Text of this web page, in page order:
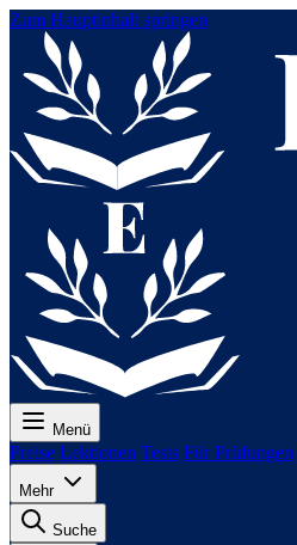
Zum Hauptinhalt springen
Menü
Preise Lektionen Tests Für Prüfungen
Mehr
Suche